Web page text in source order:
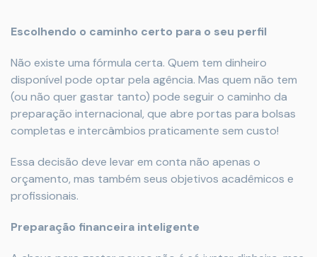
Escolhendo o caminho certo para o seu perfil
Não existe uma fórmula certa. Quem tem dinheiro
disponível pode optar pela agência. Mas quem não tem
(ou não quer gastar tanto) pode seguir o caminho da
preparação internacional, que abre portas para bolsas
completas e intercâmbios praticamente sem custo!
Essa decisão deve levar em conta não apenas o
orçamento, mas também seus objetivos acadêmicos e
profissionais.
Preparação financeira inteligente